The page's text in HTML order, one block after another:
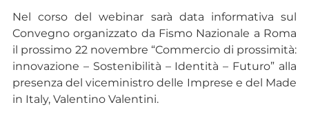
Nel corso del webinar sarà data informativa sul
Convegno organizzato da Fismo Nazionale a Roma
il prossimo 22 novembre “Commercio di prossimità:
innovazione – Sostenibilità – Identità – Futuro” alla
presenza del viceministro delle Imprese e del Made
in Italy, Valentino Valentini.